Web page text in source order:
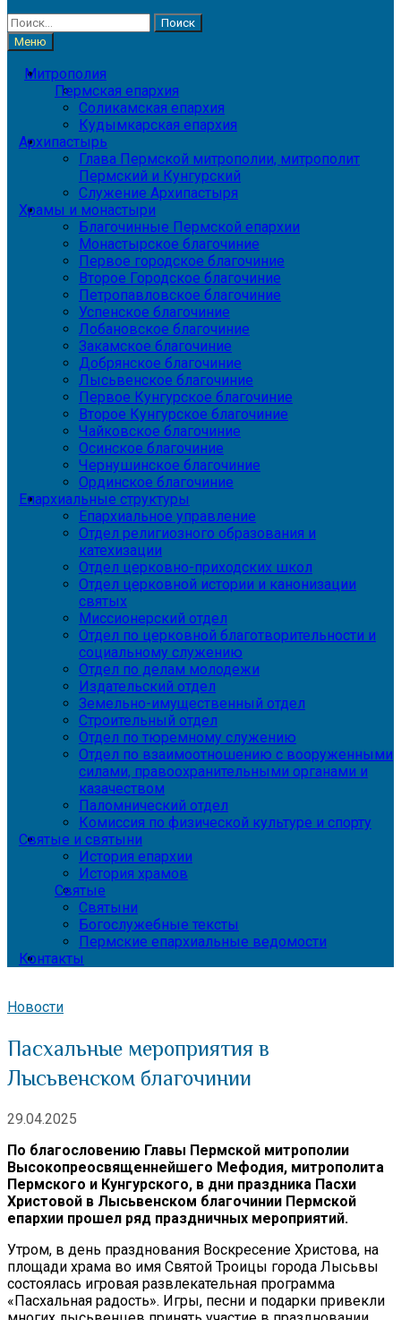
Найти:
Меню
Митрополия
Пермская епархия
Соликамская епархия
Кудымкарская епархия
Архипастырь
Глава Пермской митрополии, митрополит
Пермский и Кунгурский
Служение Архипастыря
Храмы и монастыри
Благочинные Пермской епархии
Монастырское благочиние
Первое городское благочиние
Второе Городское благочиние
Петропавловское благочиние
Успенское благочиние
Лобановское благочиние
Закамское благочиние
Добрянское благочиние
Лысьвенское благочиние
Первое Кунгурское благочиние
Второе Кунгурское благочиние
Чайковское благочиние
Осинское благочиние
Чернушинское благочиние
Ординское благочиние
Епархиальные структуры
Епархиальное управление
Отдел религиозного образования и
катехизации
Отдел церковно-приходских школ
Отдел церковной истории и канонизации
святых
Миссионерский отдел
Отдел по церковной благотворительности и
социальному служению
Отдел по делам молодежи
Издательский отдел
Земельно-имущественный отдел
Строительный отдел
Отдел по тюремному служению
Отдел по взаимоотношению с вооруженными
силами, правоохранительными органами и
казачеством
Паломнический отдел
Комиссия по физической культуре и спорту
Святые и святыни
История епархии
История храмов
Святые
Святыни
Богослужебные тексты
Пермские епархиальные ведомости
Контакты
Новости
Пасхальные мероприятия в
Лысьвенском благочинии
29.04.2025
По благословению Главы Пермской митрополии
Высокопреосвященнейшего Мефодия, митрополита
Пермского и Кунгурского, в дни праздника Пасхи
Христовой в Лысьвенском благочинии Пермской
епархии прошел ряд праздничных мероприятий.
Утром, в день празднования Воскресение Христова, на
площади храма во имя Святой Троицы города Лысьвы
состоялась игровая развлекательная программа
«Пасхальная радость». Игры, песни и подарки привекли